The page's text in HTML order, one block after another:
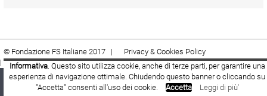
© Fondazione FS Italiane 2017 |
Privacy & Cookies Policy
|Cookie|Termini e condizioni
Informativa. Questo sito utilizza cookie, anche di terze parti, per garantire una
esperienza di navigazione ottimale. Chiudendo questo banner o cliccando su
"Accetta" consenti all'uso dei cookie.
Accetta Leggi di più'
Facebook
Youtube
Fondazione FS Italiane